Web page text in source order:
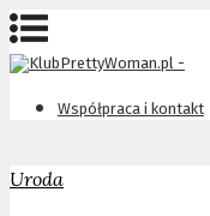
Współpraca i kontakt
Uroda